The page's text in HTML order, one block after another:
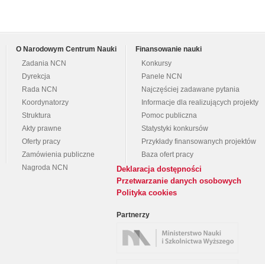
O Narodowym Centrum Nauki
Zadania NCN
Dyrekcja
Rada NCN
Koordynatorzy
Struktura
Akty prawne
Oferty pracy
Zamówienia publiczne
Nagroda NCN
Finansowanie nauki
Konkursy
Panele NCN
Najczęściej zadawane pytania
Informacje dla realizujących projekty
Pomoc publiczna
Statystyki konkursów
Przykłady finansowanych projektów
Baza ofert pracy
Deklaracja dostępności
Przetwarzanie danych osobowych
Polityka cookies
Partnerzy